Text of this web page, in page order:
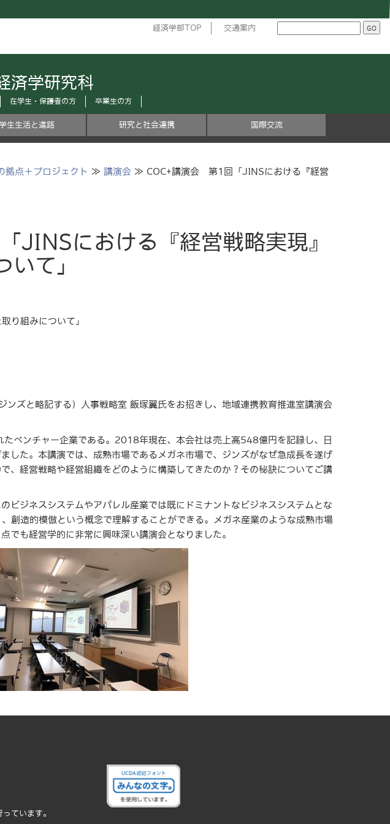
経済学部TOP 交通案内
済学研究科
在学生・保護者の方 卒業生の方
生生活と進路 研究と社会連携 国際交流
拠点＋プロジェクト ≫ 講演会≫ COC+講演会 第1回「JINSにおける『経営
JINSにおける『経営戦略実現』
いて」
り組みについて」
ズと略記する）人事戦略室 飯塚翼氏をお招きし、地域連携教育推進室講演会
ベンチャー企業である。2018年現在、本会社は売上高548億円を記録し、日
した。本講演では、成熟市場であるメガネ市場で、ジンズがなぜ急成長を遂げ
、経営戦略や経営組織をどのように構築してきたのか？その秘訣についてご講
ビジネスシステムやアパレル産業では既にドミナントなビジネスシステムとな
創造的模倣という概念で理解することができる。メガネ産業のような成熟市場
でも経営学的に非常に興味深い講演会となりました。
ています。